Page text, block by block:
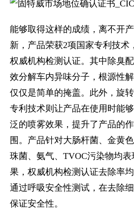
能够取得这样的成绩，离不开
新，产品荣获2项国家专利技术
权威机构检测认证。其中除臭
效分解车内异味分子，根源性
仅仅是简单的掩盖。此外，旋
专利技术则让产品在使用时能
泛的喷雾效果，提升了产品的
围。产品针对大肠杆菌、金黄
珠菌、氨气、TVOC污染物均
果，权威机构检测认证去除率
通过呼吸安全性测试，在去除
保证安全性。